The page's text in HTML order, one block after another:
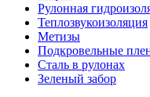
Рулонная
Теплозвукоизоляция
Метизы
Подкровельные
Сталь в рулонах
Зеленый забор